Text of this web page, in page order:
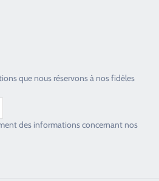
que nous réservons à nos fidèles
des informations concernant nos
les passionnés